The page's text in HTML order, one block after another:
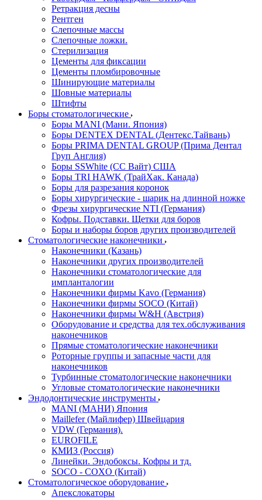
Ретракция десны
Рентген
Слепочные массы
Слепочные ложки.
Стерилизация
Цементы для фиксации
Цементы пломбировочные
Шинирующие материалы
Шовные материалы
Штифты
Боры стоматологические
Боры MANI (Мани. Япония)
Боры DENTEX DENTAL (Дентекс.Тайвань)
Боры PRIMA DENTAL GROUP (Прима Дентал
Груп Англия)
Боры SSWhite (СС Вайт) США
Боры TRI HAWK (ТрайХак. Канада)
Боры для разрезания коронок
Боры хирургические - шарик на длинной ножке
Фрезы хирургические NTI (Германия)
Кофры. Подставки. Щетки для боров
Боры и наборы боров других производителей
Стоматологические наконечники
Наконечники (Казань)
Наконечники других производителей
Наконечники стоматологические для
импланталогии
Наконечники фирмы Kavo (Германия)
Наконечники фирмы SOCO (Китай)
Наконечники фирмы W&H (Австрия)
Оборудование и средства для тех.обслуживания
наконечников
Прямые стоматологические наконечники
Роторные группы и запасные части для
наконечников
Турбинные стоматологические наконечники
Угловые стоматологические наконечники
Эндодонтические инструменты
MANI (МАНИ) Япония
Maillefer (Майлифер) Швейцария
VDW (Германия).
EUROFILE
КМИЗ (Россия)
Линейки. Эндобоксы. Кофры и тд.
SOCO - COXO (Китай)
Стоматологическое оборудование
Апекслокаторы